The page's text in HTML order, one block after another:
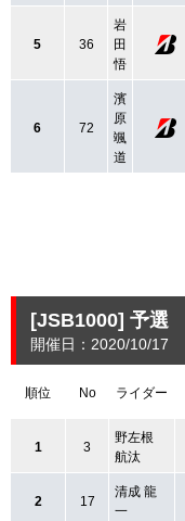
5 36
岩
田
悟
6 72
濱
原
颯
道
[JSB1000] 予選
開催日：2020/10/17
順位 No ライダー
1 3
野左根
航汰
2 17
清成 龍
一